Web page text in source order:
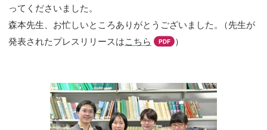
ってくださいました。
森本先生、お忙しいところありがとうございました。
（先生が
発表されたプレスリリースはこちら ）